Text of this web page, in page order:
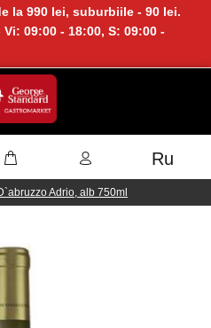
la 990 lei, suburbiile - 90 lei.
09:00 - 18:00, S: 09:00 -
Ru
Adrio, alb 750ml